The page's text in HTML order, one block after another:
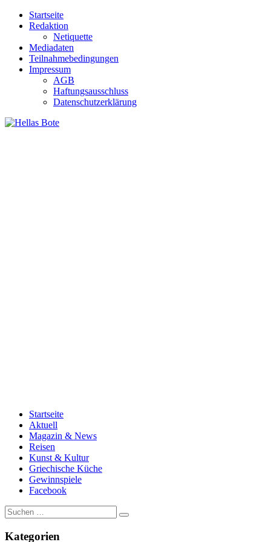
Zum
Inhalt
Startseite
Redaktion
Netiquette
Mediadaten
Teilnahmebedingungen
Impressum
AGB
Haftungsausschluss
Datenschutzerklärung
Startseite
Aktuell
Magazin & News
Reisen
Kunst & Kultur
Griechische Küche
Gewinnspiele
Facebook
Suche
nach:
Kategorien